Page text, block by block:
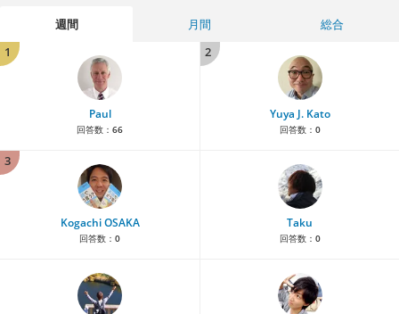
週間 月間
総合
1
Paul
回答数： 66
2
Yuya J. Kato
回答数： 0
3
Kogachi OSAKA
回答数： 0
Taku
回答数： 0